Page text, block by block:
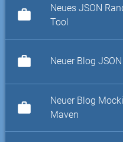
work
Neues JSON
Tool
work Neuer Blog
work
Neuer Blog
Maven